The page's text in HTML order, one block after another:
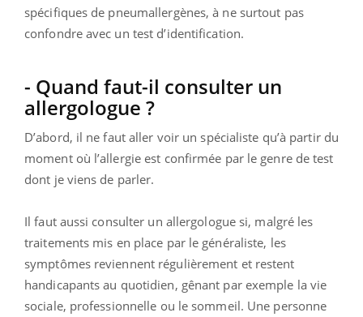
spécifiques de pneumallergènes, à ne surtout pas
confondre avec un test d’identification.
- Quand faut-il consulter un
allergologue ?
D’abord, il ne faut aller voir un spécialiste qu’à partir du
moment où l’allergie est confirmée par le genre de test
dont je viens de parler.
Il faut aussi consulter un allergologue si, malgré les
traitements mis en place par le généraliste, les
symptômes reviennent régulièrement et restent
handicapants au quotidien, gênant par exemple la vie
sociale, professionnelle ou le sommeil. Une personne